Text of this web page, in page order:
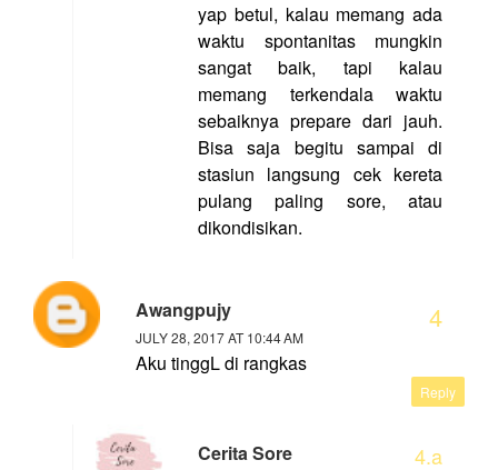
yap betul, kalau memang ada
waktu spontanitas mungkin
sangat baik, tapi kalau
memang terkendala waktu
sebaiknya prepare dari jauh.
Bisa saja begitu sampai di
stasiun langsung cek kereta
pulang paling sore, atau
dikondisikan.
Awangpujy
JULY 28, 2017 AT 10:44 AM
Aku tinggL di rangkas
Reply
Cerita Sore